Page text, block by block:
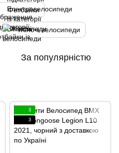
Фетбайки
Жіночі велосипеди
За популярністю
3
3